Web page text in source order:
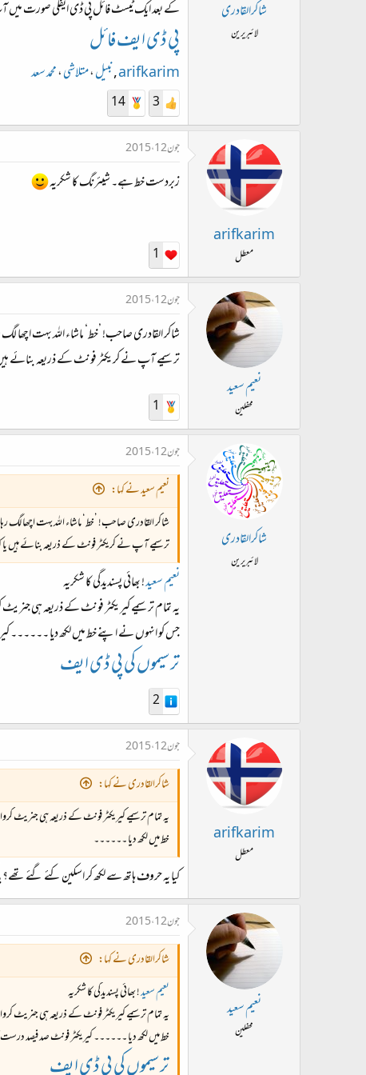
شاکرالقادری
لائبریرین
کے بعد ایک ٹیسٹ فائل پی ڈی ایفکی صورت
پی ڈی ایف فائل
arifkarim
,نبیل،متلاشی،محمد سعد
3
14
arifkarim
معطل
جون 12، 2015
زبردست خط ہے۔ شیئرنگ کا شکریہ
1
نعیم سعید
محفلین
جون 12، 2015
شاکر القادری صاحب! ’خط‘ ماشاء اللہ بہت اچھا
ترسیمے آپ نے کریکٹر فونٹ کے ذریعہ بنائے
1
شاکرالقادری
لائبریرین
جون 12، 2015
نعیم سعید نے کہا:
شاکر القادری صاحب! ’خط‘ ماشاء اللہ بہت اچھا لگ
ترسیمے آپ نے کریکٹر فونٹ کے ذریعہ بنائے ہیں
نعیم سعید! بھائی پسندیدگی کا شکریہ
یہ تمام ترسیمے کیریکٹر فونٹ کے ذریعہ ہی
جس کو انہوں نے اپنے خط میں لکھ دیا ۔۔۔۔۔۔
ترسیموں کی پی ڈی ایف
2
arifkarim
معطل
جون 12، 2015
شاکرالقادری نے کہا:
یہ تمام ترسیمے کیریکٹر فونٹ کے ذریعہ ہی
خط میں لکھ دیا ۔۔۔۔۔۔
کیا یہ حروف ہاتھ سے لکھ کر اسکین کئے گئے تھے؟ یا
نعیم سعید
محفلین
جون 12، 2015
شاکرالقادری نے کہا:
نعیم سعید! بھائی پسندیدگی کا شکریہ
یہ تمام ترسیمے کیریکٹر فونٹ کے ذریعہ ہی
خط میں لکھ دیا ۔۔۔۔۔۔ کیریکٹر فونٹ صد فیصد